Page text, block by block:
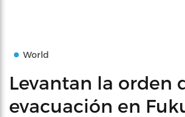
World
Levantan la orden
evacuación en